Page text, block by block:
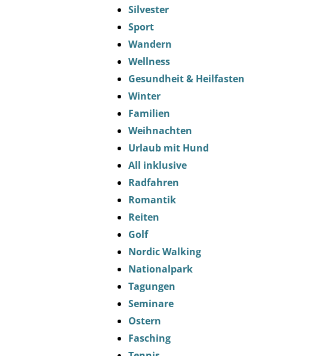
Silvester
Sport
Wandern
Wellness
Gesundheit & Heilfasten
Winter
Familien
Weihnachten
Urlaub mit Hund
All inklusive
Radfahren
Romantik
Reiten
Golf
Nordic Walking
Nationalpark
Tagungen
Seminare
Ostern
Fasching